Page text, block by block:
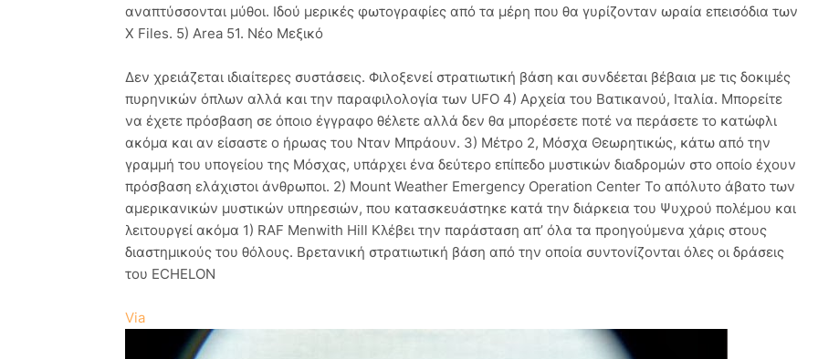
αναπτύσσονται μύθοι. Ιδού μερικές φωτογραφίες από τα μέρη που θα γυρίζονταν ωραία επεισόδια των
X Files. 5) Area 51. Νέο Μεξικό
Δεν χρειάζεται ιδιαίτερες συστάσεις. Φιλοξενεί στρατιωτική βάση και συνδέεται βέβαια με τις δοκιμές
πυρηνικών όπλων αλλά και την παραφιλολογία των UFO 4) Αρχεία του Βατικανού, Ιταλία. Μπορείτε
να έχετε πρόσβαση σε όποιο έγγραφο θέλετε αλλά δεν θα μπορέσετε ποτέ να περάσετε το κατώφλι
ακόμα και αν είσαστε ο ήρωας του Νταν Μπράουν. 3) Μέτρο 2, Μόσχα Θεωρητικώς, κάτω από την
γραμμή του υπογείου της Μόσχας, υπάρχει ένα δεύτερο επίπεδο μυστικών διαδρομών στο οποίο έχουν
πρόσβαση ελάχιστοι άνθρωποι. 2) Mount Weather Emergency Operation Center Το απόλυτο άβατο των
αμερικανικών μυστικών υπηρεσιών, που κατασκευάστηκε κατά την διάρκεια του Ψυχρού πολέμου και
λειτουργεί ακόμα 1) RAF Menwith Hill Κλέβει την παράσταση απ’ όλα τα προηγούμενα χάρις στους
διαστημικούς του θόλους. Βρετανική στρατιωτική βάση από την οποία συντονίζονται όλες οι δράσεις
του ECHELON
Via